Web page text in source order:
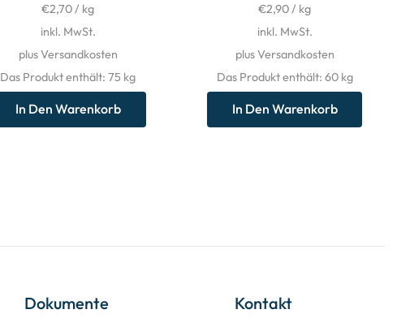
€2,70/ kg
inkl. MwSt.
plus Versandkosten
Das Produkt enthält: 75 kg
In Den Warenkorb
€2,90/ kg
inkl. MwSt.
plus Versandkosten
Das Produkt enthält: 60 kg
In Den Warenkorb
Dokumente Kontakt